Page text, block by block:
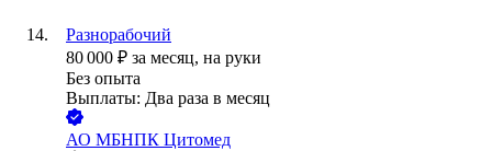
Разнорабочий
80 000 ₽ за месяц, на руки
Без опыта
Выплаты: Два раза в месяц
АО МБНПК Цитомед